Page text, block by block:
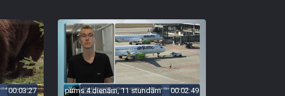
00:03:27 pirms 4 dienām, 11 stundām 00:02:49